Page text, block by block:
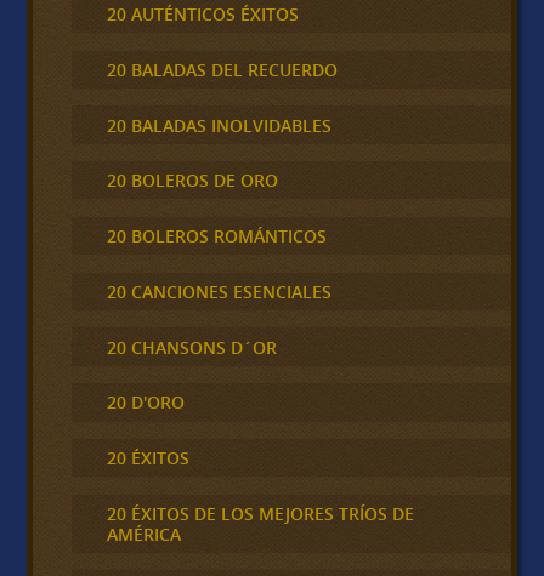
20 AUTÉNTICOS ÉXITOS
20 BALADAS DEL RECUERDO
20 BALADAS INOLVIDABLES
20 BOLEROS DE ORO
20 BOLEROS ROMÁNTICOS
20 CANCIONES ESENCIALES
20 CHANSONS D´OR
20 D'ORO
20 ÉXITOS
20 ÉXITOS DE LOS MEJORES TRÍOS DE
AMÉRICA